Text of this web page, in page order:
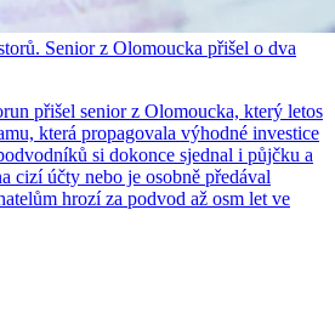
Senior z Olomoucka přišel o dva
přišel senior z Olomoucka, který letos
která propagovala výhodné investice
si dokonce sjednal i půjčku a
cizí účty nebo je osobně předával
hrozí za podvod až osm let ve